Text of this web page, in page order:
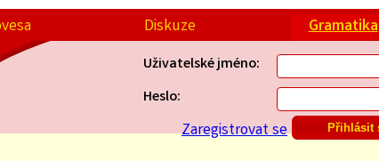
Diskuze Gramatika
Uživatelské jméno:
Heslo:
Zaregistrovat se